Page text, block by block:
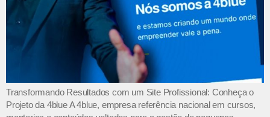
Transformando Resultados com um Site Profissional: Conheça o
Projeto da 4blue A 4blue, empresa referência nacional em cursos,